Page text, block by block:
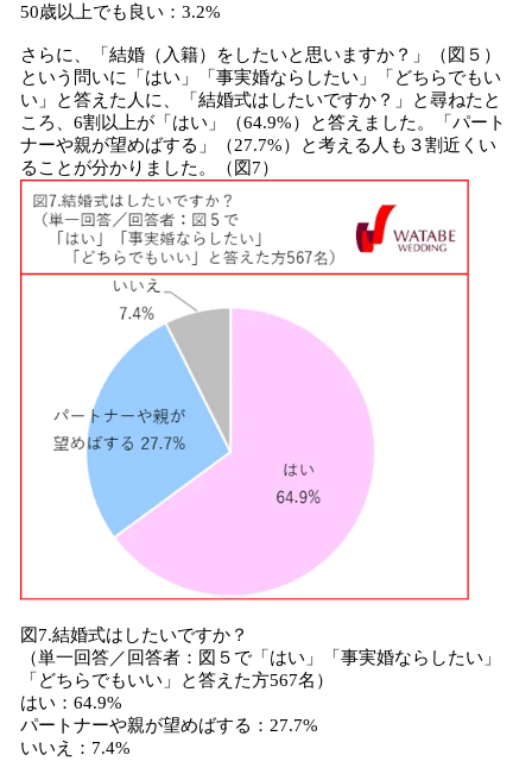
50歳以上でも良い：3.2%
さらに、「結婚（入籍）をしたいと思いますか？」（図５）
という問いに「はい」「事実婚ならしたい」「どちらでもい
い」と答えた人に、「結婚式はしたいですか？」と尋ねたと
ころ、6割以上が「はい」（64.9%）と答えました。「パート
ナーや親が望めばする」（27.7%）と考える人も３割近くい
ることが分かりました。（図7）
図7.結婚式はしたいですか？
（単一回答／回答者：図５で「はい」「事実婚ならしたい」
「どちらでもいい」と答えた方567名）
はい：64.9%
パートナーや親が望めばする：27.7%
いいえ：7.4%